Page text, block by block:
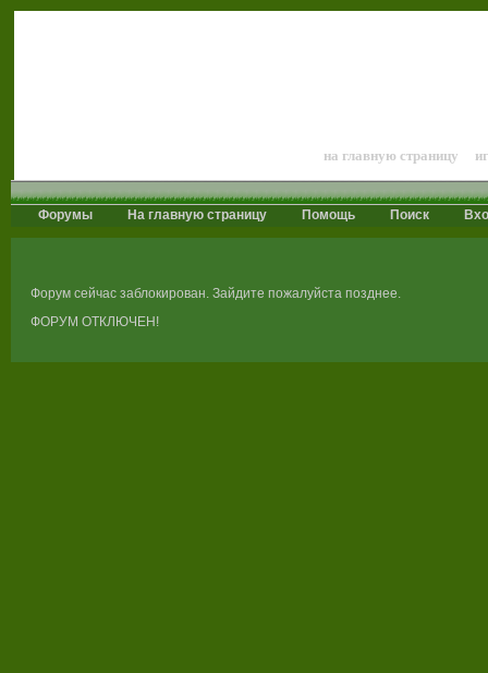
на главную страницу
Форумы На главную страницу Помощь Поиск
Форум сейчас заблокирован. Зайдите пожалуйста позднее.
ФОРУМ ОТКЛЮЧЕН!